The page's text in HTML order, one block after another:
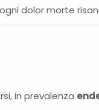
dolor morte
in prevalenza